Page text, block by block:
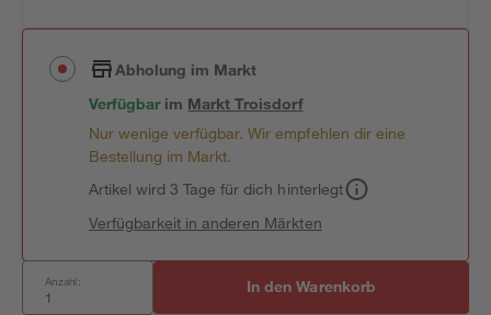
Abholung im Markt
Verfügbar im MarktTroisdorf
Nur wenige verfügbar. Wir empfehlen dir eine
Bestellung im Markt.
Artikel wird 3 Tage für dich hinterlegt
Verfügbarkeit in anderen Märkten
Anzahl: In den Warenkorb